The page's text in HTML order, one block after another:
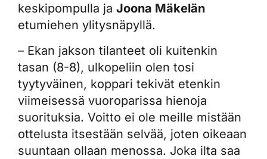
keskipompulla ja Joona Mäkelän
etumiehen ylitysnäpyllä.
– Ekan jakson tilanteet oli kuitenkin
tasan (8-8), ulkopeliin olen tosi
tyytyväinen, koppari tekivät etenkin
viimeisessä vuoroparissa hienoja
suorituksia. Voitto ei ole meille mistään
ottelusta itsestään selvää, joten oikeaan
suuntaan ollaan menossa. Joka ilta saa